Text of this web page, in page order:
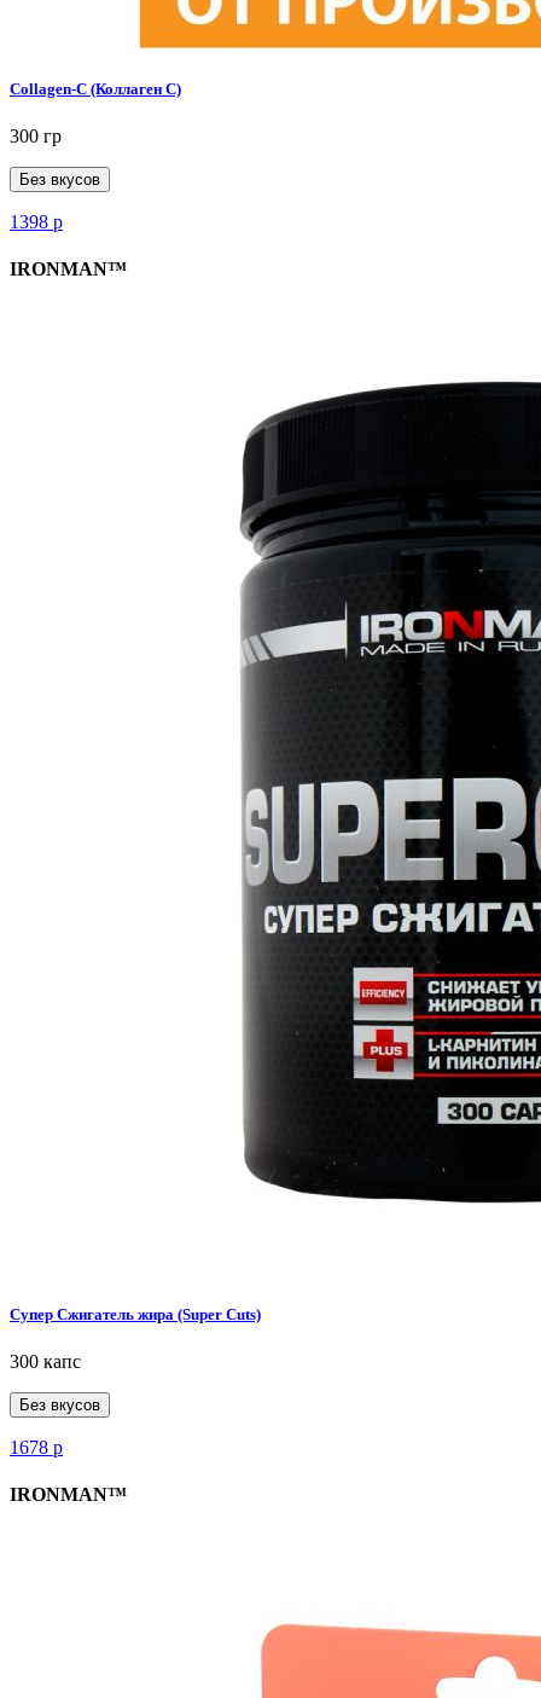
Collagen-C (Коллаген С)
300 гр
Без вкусов
1398 р
IRONMAN™
Супер Сжигатель жира (Super Cuts)
300 капс
Без вкусов
1678 р
IRONMAN™